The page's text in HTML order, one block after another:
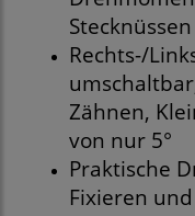
Stecknüssen
Rechts-/
Zähnen,
von nur 5°
Praktische
Fixieren